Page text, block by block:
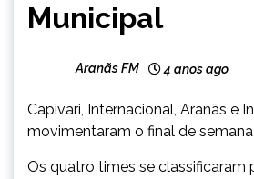
Municipal
Aranãs FM 4 anos ago
Capivari, Internacional, Aranãs e
movimentaram o final de
Os quatro times se classificaram